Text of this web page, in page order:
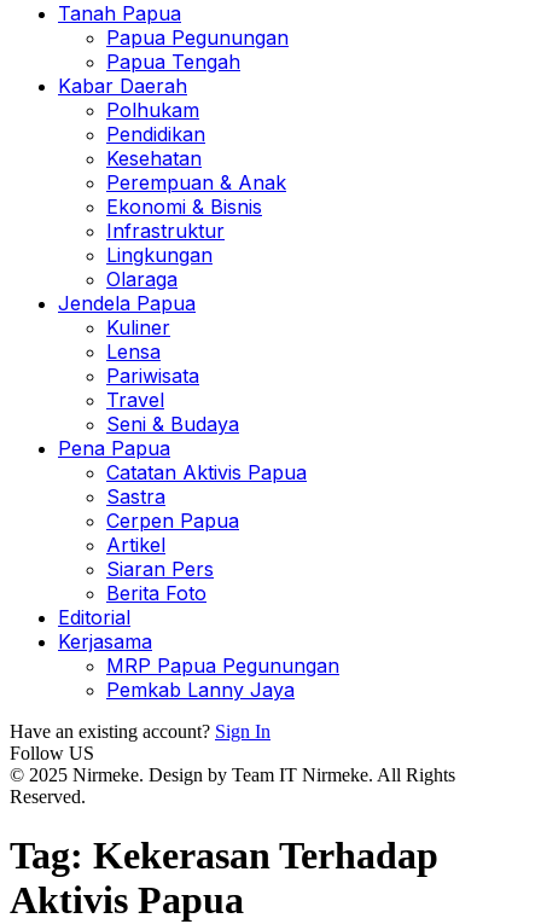
Tanah Papua
Papua Pegunungan
Papua Tengah
Kabar Daerah
Polhukam
Pendidikan
Kesehatan
Perempuan & Anak
Ekonomi & Bisnis
Infrastruktur
Lingkungan
Olaraga
Jendela Papua
Kuliner
Lensa
Pariwisata
Travel
Seni & Budaya
Pena Papua
Catatan Aktivis Papua
Sastra
Cerpen Papua
Artikel
Siaran Pers
Berita Foto
Editorial
Kerjasama
MRP Papua Pegunungan
Pemkab Lanny Jaya
Have an existing account? Sign In
Follow US
© 2025 Nirmeke. Design by Team IT Nirmeke. All Rights
Reserved.
Tag: Kekerasan Terhadap
Aktivis Papua